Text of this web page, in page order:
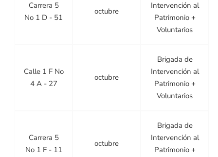
Carrera 5
No 1 D - 51
octubre
Intervención al
Patrimonio +
Voluntarios
Calle 1 F No
4 A - 27
octubre
Brigada de
Intervención al
Patrimonio +
Voluntarios
Carrera 5
No 1 F - 11
octubre
Brigada de
Intervención al
Patrimonio +